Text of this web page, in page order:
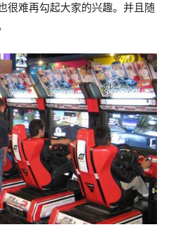
很难再勾起大家的兴趣。并且随